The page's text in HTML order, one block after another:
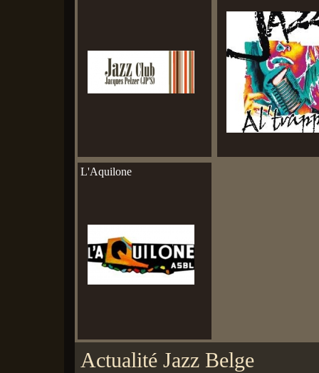
L'Aquilone
Actualité Jazz Belge